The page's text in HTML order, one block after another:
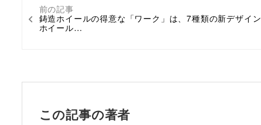
前の記事
鋳造ホイールの得意な「ワーク」は、7種類の新デザイン
ホイール…
この記事の著者